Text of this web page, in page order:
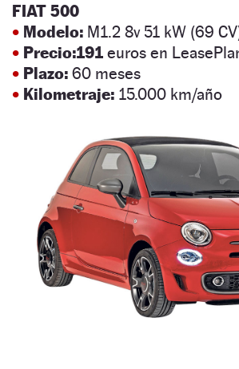
FIAT 500
• Modelo: M1.2 8v 51 kW (69
• Precio:191 euros en
• Plazo: 60 meses
• Kilometraje: 15.000 km/año